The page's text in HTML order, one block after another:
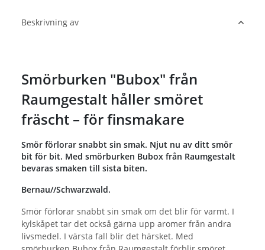
Beskrivning av
Smörburken "Bubox" från
Raumgestalt håller smöret
fräscht – för finsmakare
Smör förlorar snabbt sin smak. Njut nu av ditt smör
bit för bit. Med smörburken Bubox från Raumgestalt
bevaras smaken till sista biten.
Bernau//Schwarzwald.
Smör förlorar snabbt sin smak om det blir för varmt. I
kylskåpet tar det också gärna upp aromer från andra
livsmedel. I värsta fall blir det härsket. Med